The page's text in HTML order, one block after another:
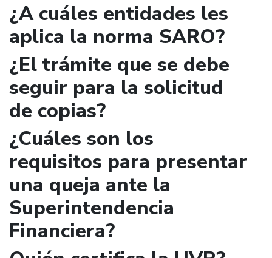
¿A cuáles entidades les
aplica la norma SARO?
¿El trámite que se debe
seguir para la solicitud
de copias?
¿Cuáles son los
requisitos para presentar
una queja ante la
Superintendencia
Financiera?